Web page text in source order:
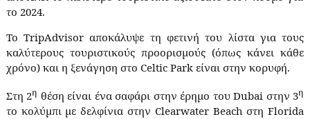
το 2024.
To TripAdvisor αποκάλυψε τη φετινή του λίστα για τους
καλύτερους τουριστικούς προορισμούς (όπως κάνει κάθε
χρόνο) και η ξενάγηση στο Celtic Parkείναι στην κορυφή.
Στη 2η θέση είναι ένα σαφάρι στην έρημο τουDubai στην 3η
το κολύμπι με δελφίνια στην Clearwater Beach στηFlorida